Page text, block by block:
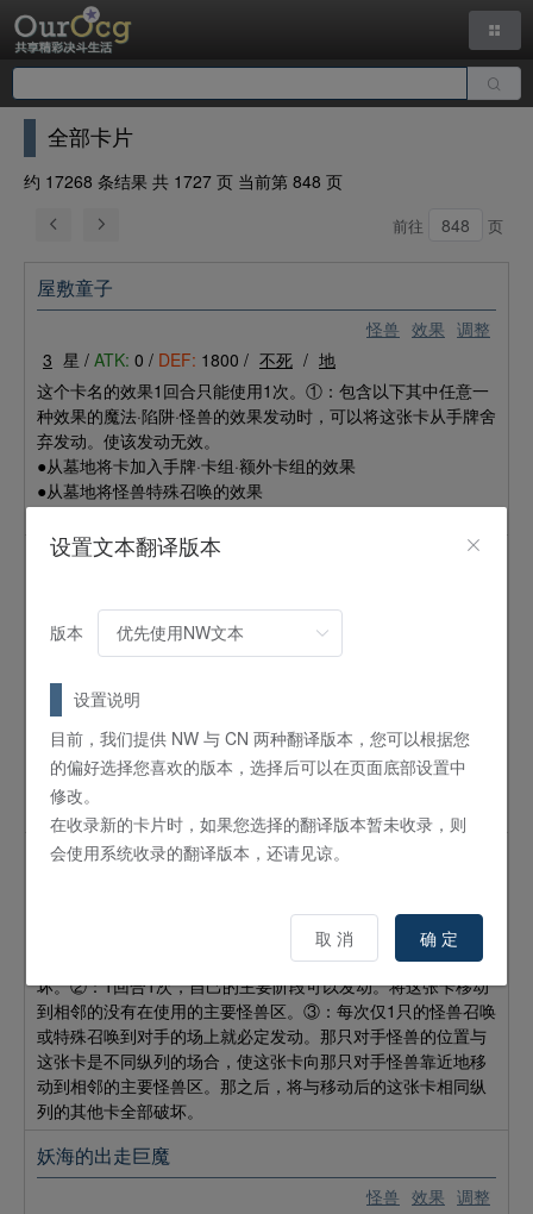
全部卡片
约 17268 条结果 共 1727 页 当前第 848 页
前往 页
怪兽 效果 调整
屋敷童子
3 星 / ATK: 0 / DEF: 1800 / 不死 / 地
这个卡名的效果1回合只能使用1次。①：包含以下其中任意一
种效果的魔法·陷阱·怪兽的效果发动时，可以将这张卡从手牌舍
弃发动。使该发动无效。
●从墓地将卡加入手牌·卡组·额外卡组的效果
●从墓地将怪兽特殊召唤的效果
铁骑龙 提亚玛顿
4 星 / ATK:2000 /DEF:0 /
暗
这张卡不能通常召唤，只有用这张卡的①效果才能特殊召唤。
这个卡名的①效果1回合只能使用1次。①：有3张以上的卡在
相同纵列存在的场合可以发动。将这张卡从手牌特殊召唤。这
个效果在对手的回合也能发动。②：这张卡特殊召唤成功的场
合必定发动。将与这张卡相同纵列的其他卡全部破坏。③：只
要这张卡在怪兽区存在，不能使用与这张卡相同纵列的没有在
使用的区域。
平衡侵略者
/ 暗
①：这张卡在中央以外的主要怪兽区召唤或特殊召唤的场合破
坏。②：1回合1次，自己的主要阶段可以发动。将这张卡移动
到相邻的没有在使用的主要怪兽区。③：每次仅1只的怪兽召唤
或特殊召唤到对手的场上就必定发动。那只对手怪兽的位置与
这张卡是不同纵列的场合，使这张卡向那只对手怪兽靠近地移
动到相邻的主要怪兽区。那之后，将与移动后的这张卡相同纵
列的其他卡全部破坏。
怪兽 效果 调整
妖海的出走巨魔
设置文本翻译版本
版本
设置说明
目前，我们提供 NW 与 CN 两种翻译版本，您可以根据您
的偏好选择您喜欢的版本，选择后可以在页面底部设置中
修改。
在收录新的卡片时，如果您选择的翻译版本暂未收录，则
会使用系统收录的翻译版本，还请见谅。
取 消 确 定